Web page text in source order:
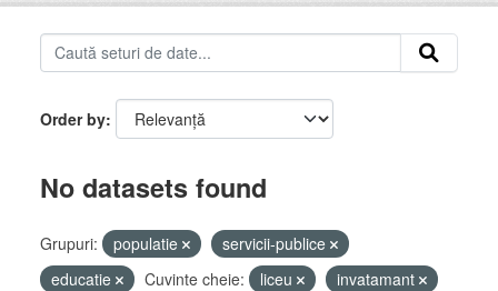
Order by
No datasets found
Grupuri: populatie
servicii-publice
educatie
Cuvinte cheie: liceu
invatamant